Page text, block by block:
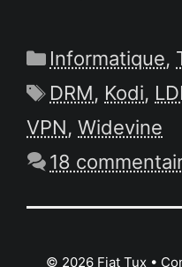
Catégories
Informatique,
Étiquettes
DRM, Kodi,
VPN, Widevine
18
© 2026 Fiat Tux •